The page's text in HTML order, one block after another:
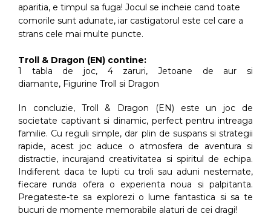
aparitia, e timpul sa fuga! Jocul se incheie cand toate
comorile sunt adunate, iar castigatorul este cel care a
strans cele mai multe puncte.
Troll & Dragon (EN) contine:
1 tabla de joc, 4 zaruri,Jetoane de aur si
diamante, Figurine Troll si Dragon
In concluzie, Troll & Dragon (EN) este un joc de
societate captivant si dinamic, perfect pentru intreaga
familie. Cu reguli simple, dar plin de suspans si strategii
rapide, acest joc aduce o atmosfera de aventura si
distractie, incurajand creativitatea si spiritul de echipa.
Indiferent daca te lupti cu troli sau aduni nestemate,
fiecare runda ofera o experienta noua si palpitanta.
Pregateste-te sa explorezi o lume fantastica si sa te
bucuri de momente memorabile alaturi de cei dragi!